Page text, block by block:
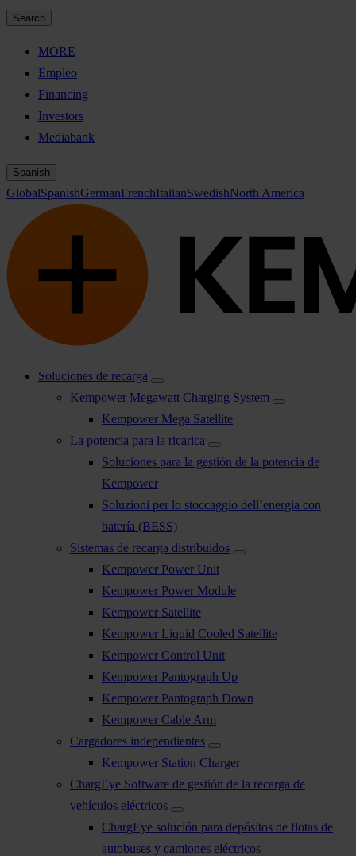
Search
MORE
Empleo
Financing
Investors
Mediabank
Spanish
GlobalSpanishGermanFrenchItalianSwedishNorth America
Soluciones de recarga
Kempower Megawatt Charging System
Kempower Mega Satellite
La potencia para la ricarica
Soluciones para la gestión de la potencia de
Kempower
Soluzioni per lo stoccaggio dell’energia con
batería (BESS)
Sistemas de recarga distribuidos
Kempower Power Unit
Kempower Power Module
Kempower Satellite
Kempower Liquid Cooled Satellite
Kempower Control Unit
Kempower Pantograph Up
Kempower Pantograph Down
Kempower Cable Arm
Cargadores independientes
Kempower Station Charger
ChargEye Software de gestión de la recarga de
vehículos eléctricos
ChargEye solución para depósitos de flotas de
autobuses y camiones eléctricos